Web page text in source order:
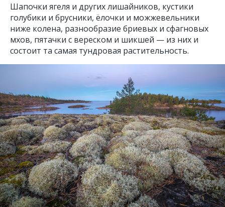
Шапочки ягеля и других лишайников, кустики
голубики и брусники, ёлочки и можжевельники
ниже колена, разнообразие бриевых и сфагновых
мхов, пятачки с вереском и шикшей — из них и
состоит та самая тундровая растительность.